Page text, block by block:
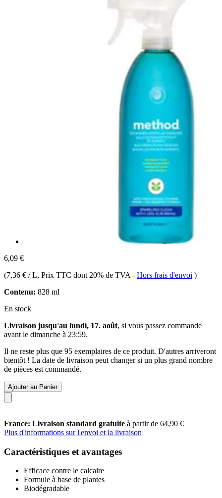
6,09 €
(7,36 € / L, Prix TTC dont 20% de TVA - Hors frais d'envoi )
Contenu: 828 ml
En stock
Livraison jusqu'au lundi, 17. août, si vous passez commande
avant le dimanche à 23:59.
Il ne reste plus que 95 exemplaires de ce produit. D'autres arriveront
bientôt ! La date de livraison peut changer si un plus grand nombre
de pièces est commandé.
Ajouter au Panier
France: Livraison standard gratuite à partir de 64,90 €
Plus d'informations sur l'envoi et la livraison
Caractéristiques et avantages
Efficace contre le calcaire
Formule à base de plantes
Biodégradable